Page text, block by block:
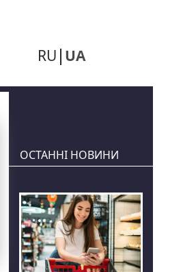
RU UA
ОСТАННІ НОВИНИ